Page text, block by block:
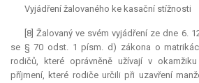
Vyjádření žalovaného ke kasační stížnosti
[8] Žalovaný ve svém vyjádření ze dne 6.
se § 70 odst. 1 písm. d) zákona o
rodičů, které oprávněně užívají v
příjmení, které rodiče určili při uzavření